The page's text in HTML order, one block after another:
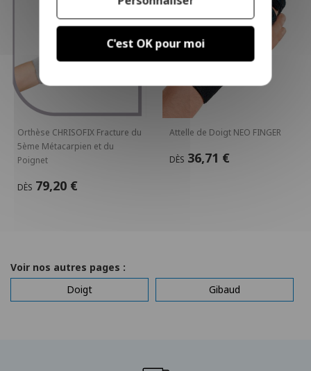
Orthèse CHRISOFIX Fracture du
5ème Métacarpien et du
Poignet
DÈS 79,20 €
Attelle de Doigt NEO FINGER
DÈS 36,71 €
Voir nos autres pages :
Doigt
Gibaud
C'est OK pour moi